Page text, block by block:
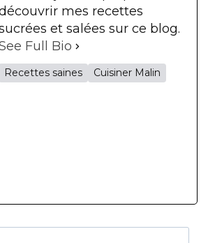
mes recettes
et salées sur ce blog.
Full Bio
Recettes saines Cuisiner Malin